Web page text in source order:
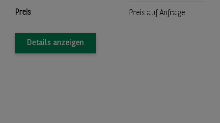
Preis Preis auf Anfrage
Details anzeigen